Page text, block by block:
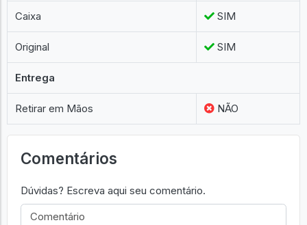
Caixa SIM
Original SIM
Entrega
Retirar em Mãos NÃO
Comentários
Dúvidas? Escreva aqui seu comentário.